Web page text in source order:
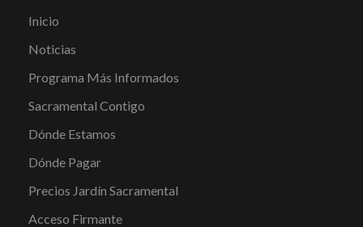
Inicio
Noticias
Programa Más Informados
Sacramental Contigo
Dónde Estamos
Dónde Pagar
Precios Jardín Sacramental
Acceso Firmante